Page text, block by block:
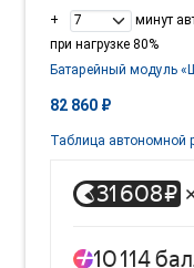
+
минут
при нагрузке 80%
Батарейный модуль
82 860 ₽
Таблица автономной